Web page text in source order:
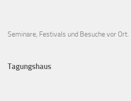
Seminare, Festivals und Besuche vor Ort.
Tagungshaus